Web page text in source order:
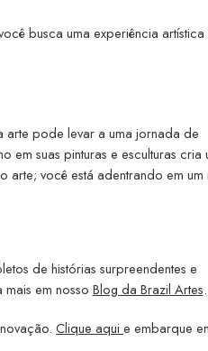
busca uma experiência artística
arte pode levar a uma jornada de
em suas pinturas e esculturas cria
arte; você está adentrando em um
de histórias surpreendentes e
mais em nosso Blog da Brazil Artes.
Clique aqui e embarque